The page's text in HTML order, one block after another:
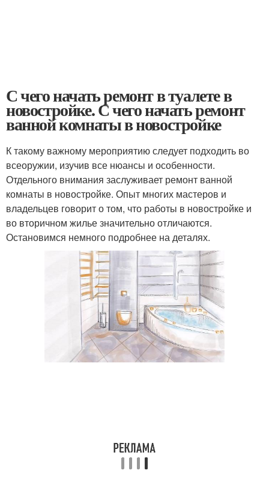
С чего начать ремонт в туалете в
новостройке. С чего начать ремонт
ванной комнаты в новостройке
К такому важному мероприятию следует подходить во
всеоружии, изучив все нюансы и особенности.
Отдельного внимания заслуживает ремонт ванной
комнаты в новостройке. Опыт многих мастеров и
владельцев говорит о том, что работы в новостройке и
во вторичном жилье значительно отличаются.
Остановимся немного подробнее на деталях.